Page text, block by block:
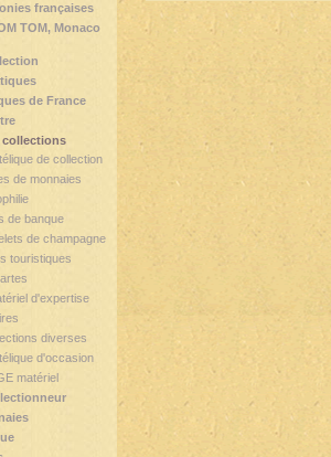
françaises
TOM, Monaco
de France
collections
de collection
de monnaies
de banque
de champagne
touristiques
d'expertise
diverses
d'occasion
matériel